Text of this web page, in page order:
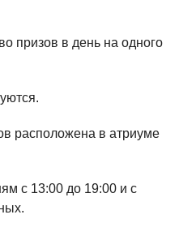
призов в день на одного
расположена в атриуме
с 13:00 до 19:00 и с